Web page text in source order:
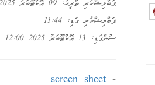
ޕަބްލިޝްކުރި ތާރީޚު: 09 އޮކްޓޫބަރު 2025
ޕަބްލިޝްކުރި ގަޑި: 11:44
ސުންގަޑި: 13 އޮކްޓޫބަރު 2025 12:00
-
screen sheet